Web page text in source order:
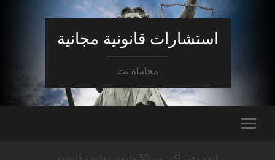
استشارات قانونية مجانية
محاماة نت
ابحث في أكثر من 50 مليون معلومة قانونية